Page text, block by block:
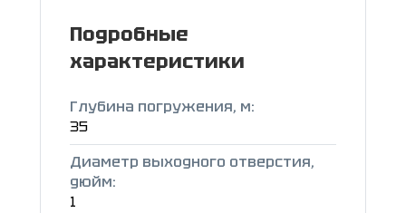
Подробные
характеристики
Глубина погружения, м:
35
Диаметр выходного отверстия,
дюйм:
1